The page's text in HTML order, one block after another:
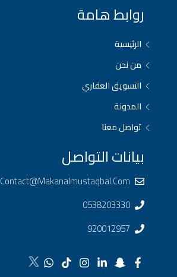
روابط هامة
الرئيسية
من نحن
التسويق العقاري
المدونة
تواصل معنا
بيانات التواصل
Contact@makanalmustaqbal.com
0538203330
920012957